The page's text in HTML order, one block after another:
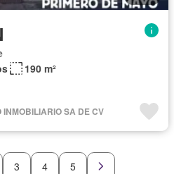
190 m²
SA DE CV
3 4 5